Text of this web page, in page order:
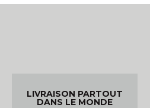
LIVRAISON PARTOUT
DANS LE MONDE